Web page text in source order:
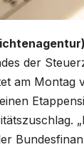
der
am Montag